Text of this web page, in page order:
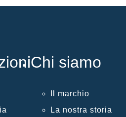
Chi siamo
Il marchio
La nostra storia